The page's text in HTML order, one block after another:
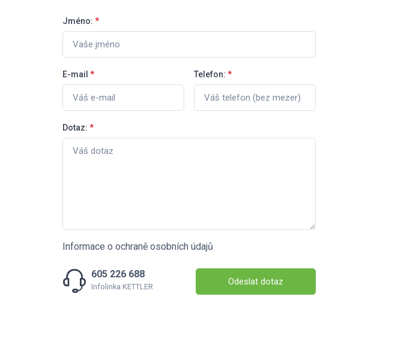
Jméno: *
E-mail * Telefon: *
Dotaz: *
Informace o ochraně osobních údajů
605 226 688
Infolinka KETTLER Odeslat dotaz